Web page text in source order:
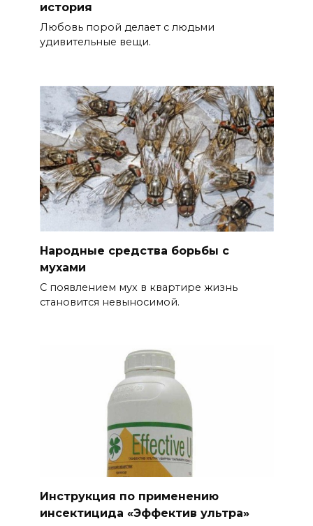
история
Любовь порой делает с людьми
удивительные вещи.
Народные средства борьбы с
мухами
С появлением мух в квартире жизнь
становится невыносимой.
Инструкция по применению
инсектицида «Эффектив ультра»